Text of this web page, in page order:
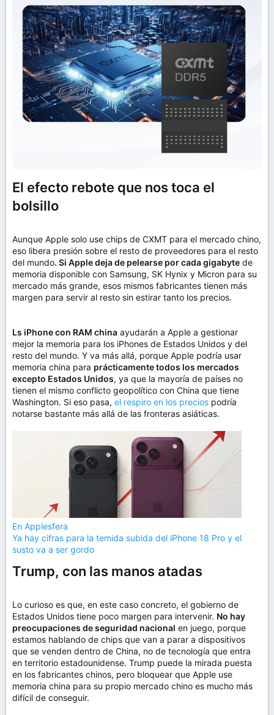
El efecto rebote que nos toca el
bolsillo
Aunque Apple solo use chips de CXMT para el mercado chino,
eso libera presión sobre el resto de proveedores para el resto
del mundo. Si Apple deja de pelearse por cada gigabyte de
memoria disponible con Samsung, SK Hynix y Micron para su
mercado más grande, esos mismos fabricantes tienen más
margen para servir al resto sin estirar tanto los precios.
Ls iPhone con RAM china ayudarán a Apple a gestionar
mejor la memoria para los iPhones de Estados Unidos y del
resto del mundo. Y va más allá, porque Apple podría usar
memoria china para prácticamente todos los mercados
excepto Estados Unidos, ya que la mayoría de países no
tienen el mismo conflicto geopolítico con China que tiene
Washington. Si eso pasa, el respiro en los precios podría
notarse bastante más allá de las fronteras asiáticas.
En Applesfera
Ya hay cifras para la temida subida del iPhone 18 Pro y el
susto va a ser gordo
Trump, con las manos atadas
Lo curioso es que, en este caso concreto, el gobierno de
Estados Unidos tiene poco margen para intervenir. No hay
preocupaciones de seguridad nacional en juego, porque
estamos hablando de chips que van a parar a dispositivos
que se venden dentro de China, no de tecnología que entra
en territorio estadounidense. Trump puede la mirada puesta
en los fabricantes chinos, pero bloquear que Apple use
memoria china para su propio mercado chino es mucho más
difícil de conseguir.